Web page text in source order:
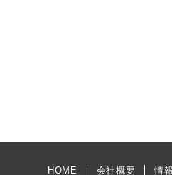
HOME 会社概要
情